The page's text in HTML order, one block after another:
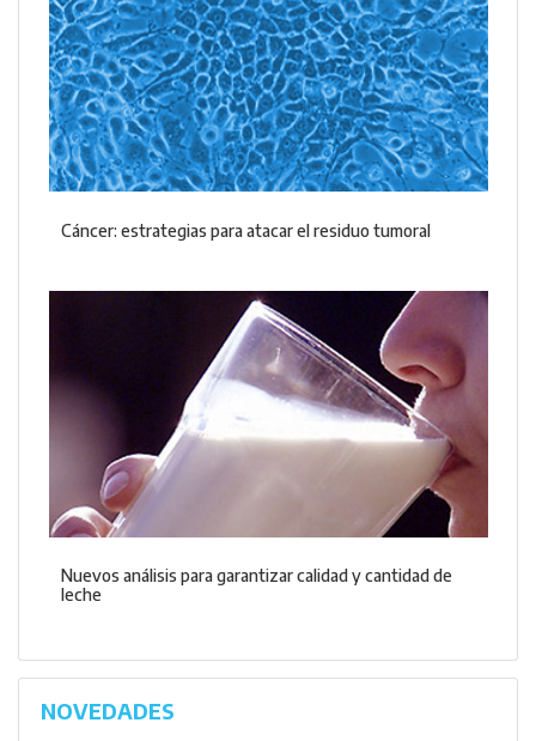
Cáncer: estrategias para atacar el residuo tumoral
Nuevos análisis para garantizar calidad y cantidad de
leche
NOVEDADES